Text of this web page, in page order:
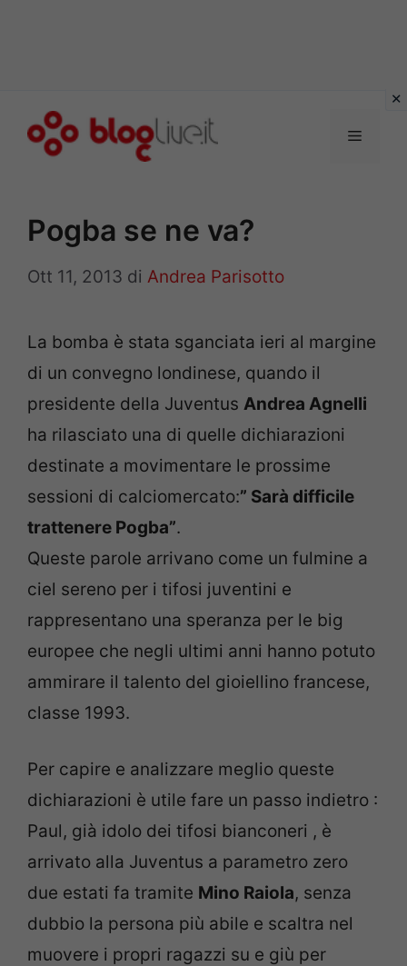
Menu
Pogba se ne va?
Ott 11, 2013 di Andrea Parisotto
La bomba è stata sganciata ieri al margine
di un convegno londinese, quando il
presidente della Juventus Andrea Agnelli
ha rilasciato una di quelle dichiarazioni
destinate a movimentare le prossime
sessioni di calciomercato:” Sarà difficile
trattenere Pogba”.
Queste parole arrivano come un fulmine a
ciel sereno per i tifosi juventini e
rappresentano una speranza per le big
europee che negli ultimi anni hanno potuto
ammirare il talento del gioiellino francese,
classe 1993.
Per capire e analizzare meglio queste
dichiarazioni è utile fare un passo indietro :
Paul, già idolo dei tifosi bianconeri , è
arrivato alla Juventus a parametro zero
due estati fa tramite Mino Raiola, senza
dubbio la persona più abile e scaltra nel
muovere i propri ragazzi su e giù per